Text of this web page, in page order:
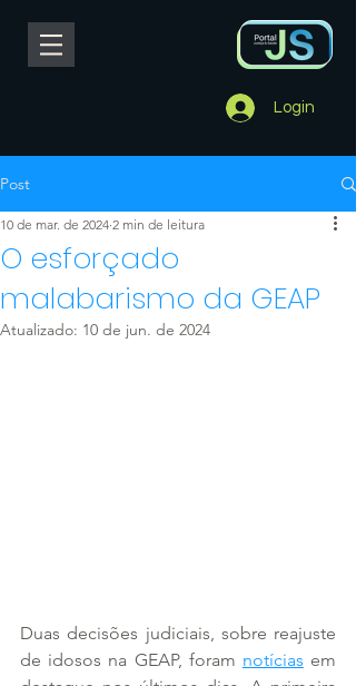
Login
Post
O esforçado
malabarismo da GEAP
10 de mar. de 2024 2 min de leitura
Atualizado: 10 de jun. de 2024
Duas decisões judiciais, sobre reajuste
de idosos na GEAP, foram notícias em